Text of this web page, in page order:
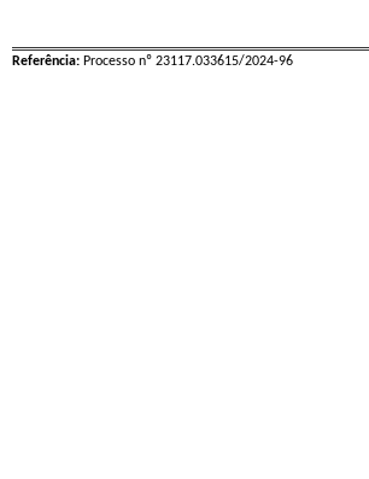
Referência: Processo nº 23117.033615/2024-96